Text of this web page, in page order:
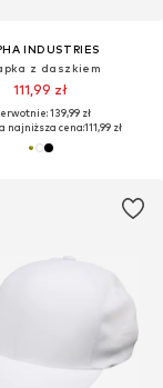
INDUSTRIES
z daszkiem
111,99 zł
139,99 zł
najniższa cena:111,99 zł